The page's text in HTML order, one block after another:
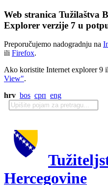
Web stranica Tužilaštva
Explorer verzije 7 u
Preporučujemo nadogradnju na
ili Firefox.
Ako koristite Internet explorer 9
View".
hrv bos срп eng
Hercegovine